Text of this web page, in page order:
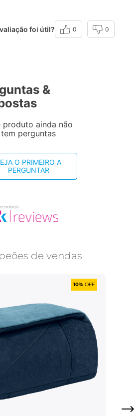
foi útil? 0 0
&
produto ainda não
tem perguntas
O PRIMEIRO A
PERGUNTAR
de vendas
10% OFF